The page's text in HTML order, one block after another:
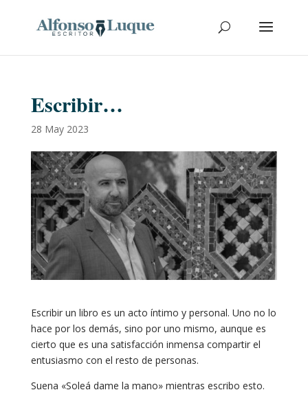
Escribir…
28 May 2023
Escribir un libro es un acto íntimo y personal. Uno no lo
hace por los demás, sino por uno mismo, aunque es
cierto que es una satisfacción inmensa compartir el
entusiasmo con el resto de personas.
Suena «Soleá dame la mano» mientras escribo esto.